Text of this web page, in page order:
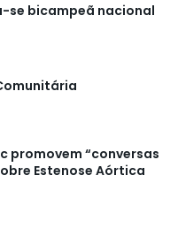
se bicampeã nacional
promovem “conversas
Estenose Aórtica